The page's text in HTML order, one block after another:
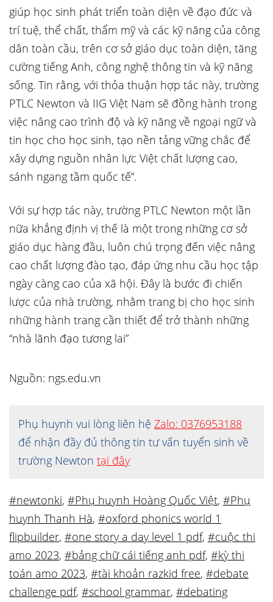
giúp học sinh phát triển toàn diện về đạo đức và
trí tuệ, thể chất, thẩm mỹ và các kỹ năng của công
dân toàn cầu, trên cơ sở giáo dục toàn diện, tăng
cường tiếng Anh, công nghệ thông tin và kỹ năng
sống. Tin rằng, với thỏa thuận hợp tác này, trường
PTLC Newton và IIG Việt Nam sẽ đồng hành trong
việc nâng cao trình độ và kỹ năng về ngoại ngữ và
tin học cho học sinh, tạo nền tảng vững chắc để
xây dựng nguồn nhân lực Việt chất lượng cao,
sánh ngang tầm quốc tế”.
Với sự hợp tác này, trường PTLC Newton một lần
nữa khẳng định vị thế là một trong những cơ sở
giáo dục hàng đầu, luôn chú trọng đến việc nâng
cao chất lượng đào tạo, đáp ứng nhu cầu học tập
ngày càng cao của xã hội. Đây là bước đi chiến
lược của nhà trường, nhằm trang bị cho học sinh
những hành trang cần thiết để trở thành những
“nhà lãnh đạo tương lai”
Nguồn: ngs.edu.vn
Phụ huynh vui lòng liên hệ Zalo: 0376953188
để nhận đầy đủ thông tin tư vấn tuyển sinh về
trường Newton tại đây
#newtonki, #Phụ huynh Hoàng Quốc Việt, #Phụ
huynh Thanh Hà, #oxford phonics world 1
flipbuilder, #one story a day level 1 pdf, #cuộc thi
amo 2023, #bảng chữ cái tiếng anh pdf, #kỳ thi
toán amo 2023, #tài khoản razkid free, #debate
challenge pdf, #school grammar, #debating